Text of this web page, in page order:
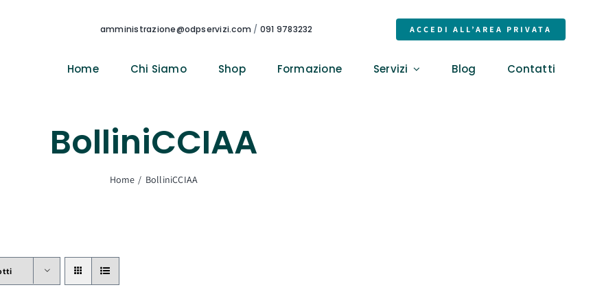
amministrazione@odpservizi.com / 091 9783232 ACCEDI ALL’AREA PRIVATA
Home Chi Siamo Shop Formazione Servizi Blog Contatti
BolliniCCIAA
Home BolliniCCIAA